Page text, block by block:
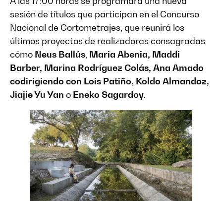
sesión de títulos que participan en el Concurso
Nacional de Cortometrajes, que reunirá los
últimos proyectos de realizadoras consagradas
cómo Neus Ballús, Maria Abenia, Maddi
Barber, Marina Rodríguez Colás, Ana Amado
codirigiendo con Lois Patiño, Koldo Almandoz,
Jiajie Yu Yan o Eneko Sagardoy.